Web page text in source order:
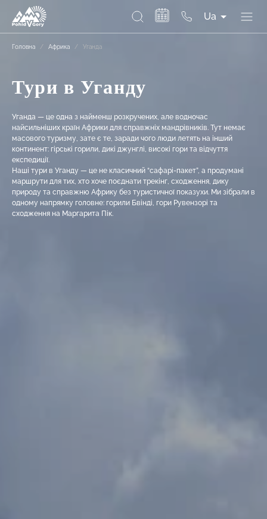
Ua
Головна / Африка / Уганда
Тури в Уганду
Уганда — це одна з найменш розкручених, але водночас
найсильніших країн Африки для справжніх мандрівників. Тут немає
масового туризму, зате є те, заради чого люди летять на інший
континент: гірські горили, дикі джунглі, високі гори та відчуття
експедиції.
Наші тури в Уганду — це не класичний “сафарі-пакет”, а продумані
маршрути для тих, хто хоче поєднати трекінг, сходження, дику
природу та справжню Африку без туристичної показухи. Ми зібрали в
одному напрямку головне: горили Бвінді, гори Рувензорі та
сходження на Маргарита Пік.